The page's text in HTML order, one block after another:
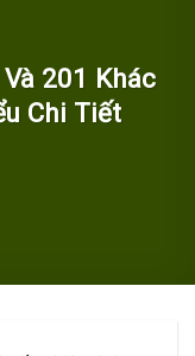
201 Khác
Chi Tiết